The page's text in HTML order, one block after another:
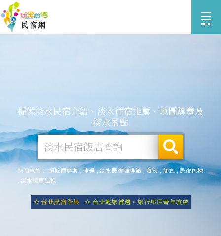
提供淡水民宿介紹、淡水住宿推薦、地圖導覽及
淡水景點
熱門查詢： 超低價專案 捷運,淡水民宿咖啡館,寵物,便宜,民宿包棟
淡水機車出租
☆ 台北民宿全集 ☆ 台北輕旅首選。旅行邦尼青年旅店